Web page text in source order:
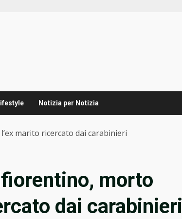
Notizia per Notizia
marito ricercato dai carabinieri
morto
dai carabinieri